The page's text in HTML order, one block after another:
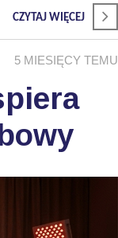
CZYTAJ WIĘCEJ
5 MIESIĘCY TEMU